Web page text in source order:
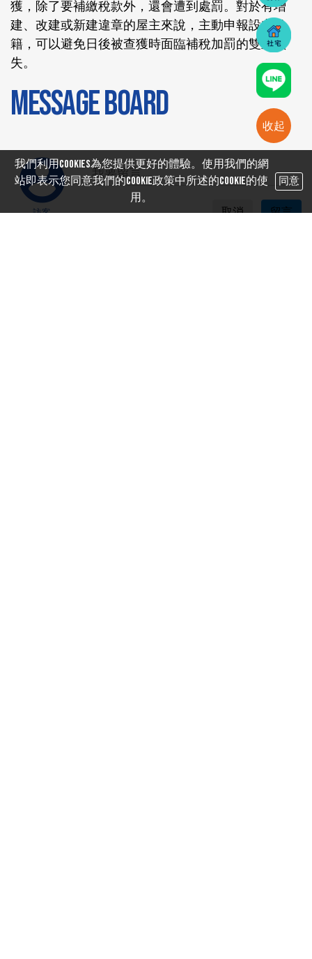
收起
獲，除了要補繳稅款外，還會遭到處罰。對於有增
建、改建或新建違章的屋主來說，主動申報設立稅
籍，可以避免日後被查獲時面臨補稅加罰的雙重損
失。
MESSAGE BOARD
訪客 取消 留言
我們利用cookies為您提供更好的體驗。使用我們的網
站即表示您同意我們的Cookie政策中所述的Cookie的使
用。
同意